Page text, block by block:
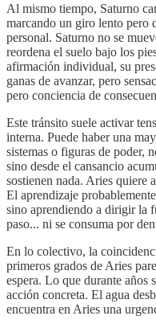
Al mismo tiempo, Saturno
marcando un giro lento pero
personal. Saturno no se
reordena el suelo bajo los
afirmación individual, su
ganas de avanzar, pero
pero conciencia de
Este tránsito suele activar
interna. Puede haber una
sistemas o figuras de poder,
sino desde el cansancio
sostienen nada. Aries quiere
El aprendizaje
sino aprendiendo a dirigir la
paso... ni se consuma por
En lo colectivo, la
primeros grados de Aries
espera. Lo que durante años
acción concreta. El agua
encuentra en Aries una